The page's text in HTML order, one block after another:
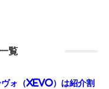
覧
ヴォ（xevo）は紹介割